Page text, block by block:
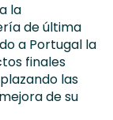
la
de última
a Portugal la
finales
las
de su